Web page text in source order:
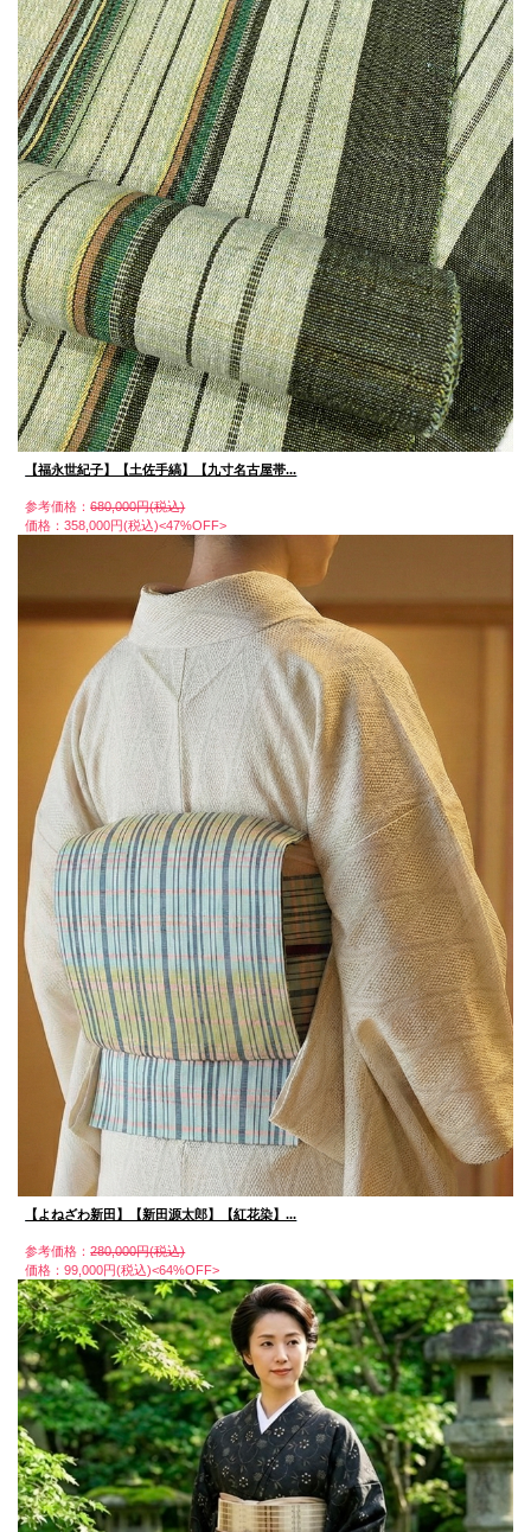
【福永世紀子】【土佐手縞】【九寸名古屋帯...
参考価格：680,000円(税込)
価格：358,000円(税込)<47%OFF>
【よねざわ新田】【新田源太郎】【紅花染】...
参考価格：280,000円(税込)
価格：99,000円(税込)<64%OFF>